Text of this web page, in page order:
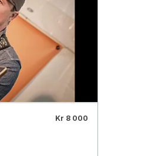
Kr 8 000